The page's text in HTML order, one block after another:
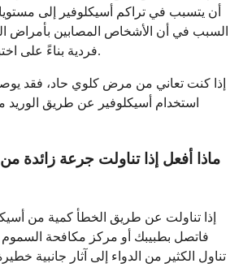
أن يتسبب في تراكم أسيكلوفير إلى
السبب في أن الأشخاص المصابين بأمراض
فردية بناءً على اختبارات وظائف الكلى لديهم.
إذا كنت تعاني من مرض كلوي حاد، فقد
استخدام أسيكلوفير عن طريق الوريد
ماذا أفعل إذا تناولت جرعة زائدة
إذا تناولت عن طريق الخطأ كمية من
فاتصل بطبيبك أو مركز مكافحة
تناول الكثير من الدواء إلى آثار جانبية